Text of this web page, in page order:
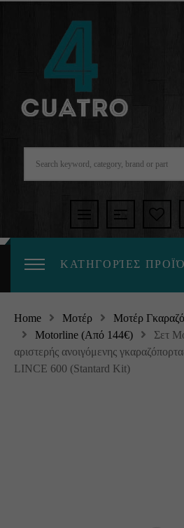
ΚΑΤΗΓΟΡΊΕΣ
Home Μοτέρ Μοτέρ
Motorline (Από 144€)
Σετ
αριστερής ανοιγόμενης
LINCE 600 (Stantard Kit)